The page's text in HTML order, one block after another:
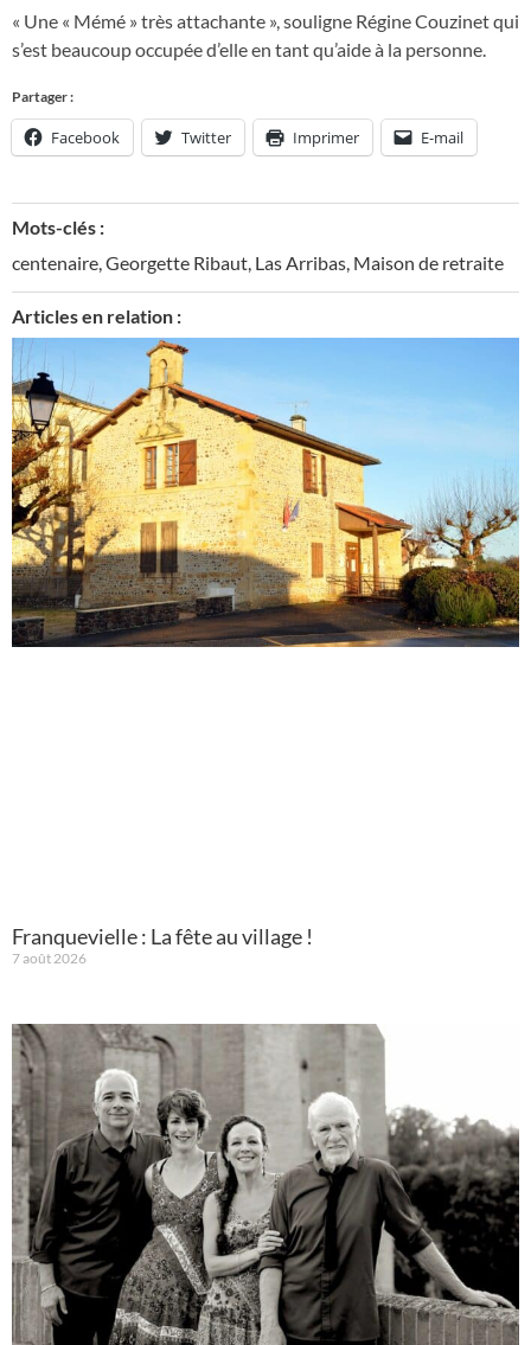
« Une « Mémé » très attachante », souligne Régine Couzinet qui
s’est beaucoup occupée d’elle en tant qu’aide à la personne.
Partager :
Facebook Twitter Imprimer E-mail
Mots-clés :
centenaire,Georgette Ribaut, Las Arribas, Maison de retraite
Articles en relation :
Franquevielle : La fête au village !
7 août 2026